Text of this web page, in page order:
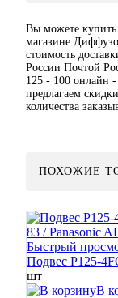
Вы можете
магазине
стоимость
России Почтой
125 - 100 онлайн
предлагаем
количества
ПОХОЖИЕ
Быстрый
Подвес Р125-
шт
В